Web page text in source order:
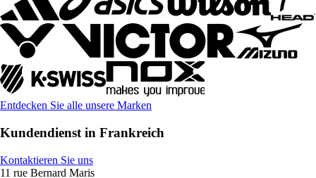
Entdecken Sie alle unsere Marken
Kundendienst in Frankreich
Kontaktieren Sie uns
11 rue Bernard Maris